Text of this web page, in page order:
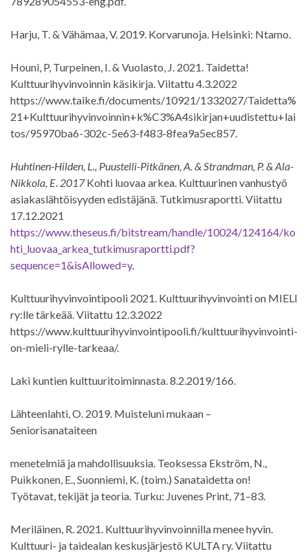
Harju, T. & Vähämaa, V. 2019. Korvarunoja. Helsinki: Ntamo.
Houni, P, Turpeinen, I. & Vuolasto, J. 2021. Taidetta!
Kulttuurihyvinvoinnin käsikirja. Viitattu 4.3.2022
https://www.taike.fi/documents/10921/1332027/Taidetta%
21+Kulttuurihyvinvoinnin+k%C3%A4sikirjan+uudistettu+lai
tos/95970ba6-302c-5e63-f483-8fea9a5ec857.
Huhtinen-Hilden, L., Puustelli-Pitkänen, A. & Strandman, P. & Ala-
Nikkola, E. 2017 Kohti luovaa arkea. Kulttuurinen vanhustyö
asiakaslähtöisyyden edistäjänä. Tutkimusraportti. Viitattu
17.12.2021
https://www.theseus.fi/bitstream/handle/10024/124164/ko
hti_luovaa_arkea_tutkimusraportti.pdf?
sequence=1&isAllowed=y.
Kulttuurihyvinvointipooli 2021. Kulttuurihyvinvointi on MIELI
ry:lle tärkeää. Viitattu 12.3.2022
https://www.kulttuurihyvinvointipooli.fi/kulttuurihyvinvointi-
on-mieli-rylle-tarkeaa/.
Laki kuntien kulttuuritoiminnasta. 8.2.2019/166.
Lähteenlahti, O. 2019. Muisteluni mukaan –
Seniorisanataiteen
menetelmiä ja mahdollisuuksia. Teoksessa Ekström, N.,
Puikkonen, E., Suonniemi, K. (toim.) Sanataidetta on!
Työtavat, tekijät ja teoria. Turku: Juvenes Print, 71–83.
Meriläinen, R. 2021. Kulttuurihyvinvoinnilla menee hyvin.
Kulttuuri- ja taidealan keskusjärjestö KULTA ry. Viitattu